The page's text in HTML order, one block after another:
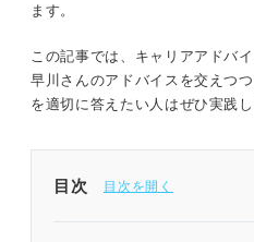
ます。
この記事では、キャリアアドバ
早川さんのアドバイスを交えつ
を適切に答えたい人はぜひ実践
目次